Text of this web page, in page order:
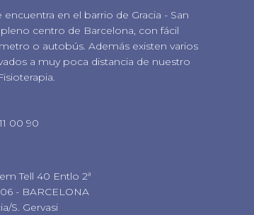
encuentra en el barrio de Gracia - San
pleno centro de Barcelona, con fácil
o autobús. Además existen varios
a muy poca distancia de nuestro
00 90
Tell 40 Entlo 2ª
- BARCELONA
S. Gervasi